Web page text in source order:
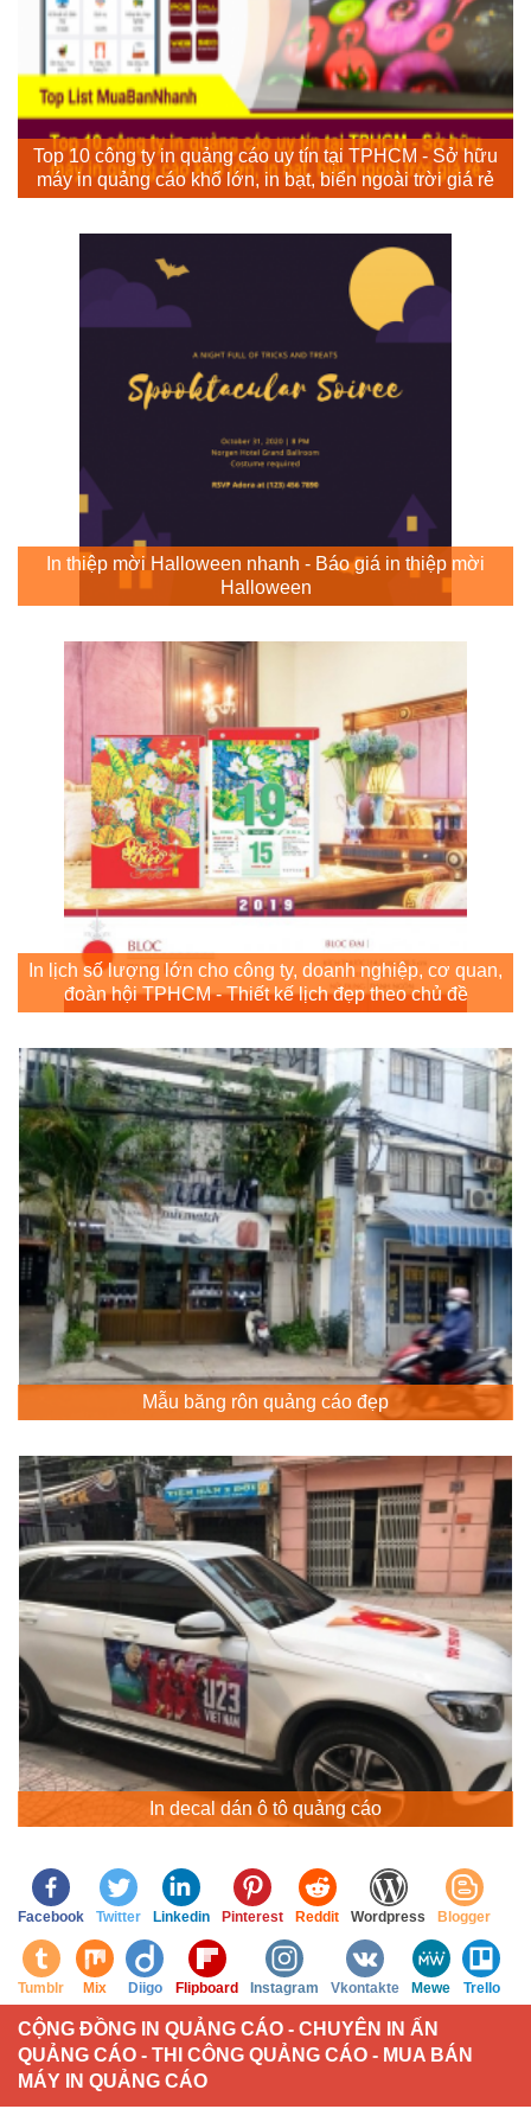
Top 10 công ty in quảng cáo uy tín tại TPHCM - Sở hữu
máy in quảng cáo khổ lớn, in bạt, biển ngoài trời giá rẻ
In thiệp mời Halloween nhanh - Báo giá in thiệp mời
Halloween
In lịch số lượng lớn cho công ty, doanh nghiệp, cơ quan,
đoàn hội TPHCM - Thiết kế lịch đẹp theo chủ đề
Mẫu băng rôn quảng cáo đẹp
In decal dán ô tô quảng cáo
Facebook Twitter Linkedin Pinterest Reddit Wordpress Blogger
Tumblr Mix Diigo Flipboard Instagram Vkontakte Mewe Trello
CỘNG ĐỒNG IN QUẢNG CÁO - CHUYÊN IN ẤN
QUẢNG CÁO - THI CÔNG QUẢNG CÁO - MUA BÁN
MÁY IN QUẢNG CÁO